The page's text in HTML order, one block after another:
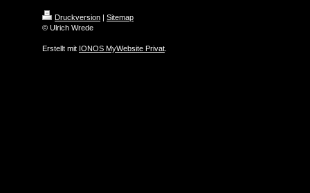
Druckversion | Sitemap
© Ulrich Wrede
Erstellt mit IONOS MyWebsite Privat